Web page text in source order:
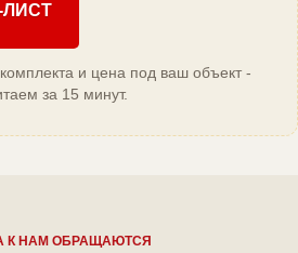
ЛИСТ
и цена под ваш объект -
за 15 минут.
К НАМ ОБРАЩАЮТСЯ